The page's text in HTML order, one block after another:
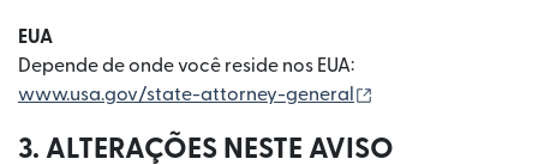
EUA
Depende de onde você reside nos EUA:
www.usa.gov/state-attorney-general
3. ALTERAÇÕES NESTE AVISO